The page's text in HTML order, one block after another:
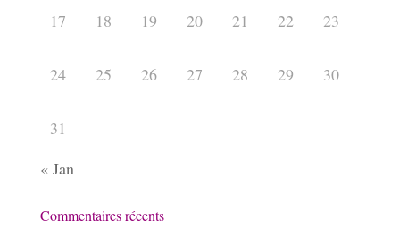
17 18 19 20 21 22 23
24 25 26 27 28 29 30
31
« Jan
Commentaires récents